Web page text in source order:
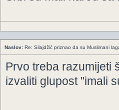
Naslov: Re: Silajdžić priznao da su Muslimani
Prvo treba razumijeti
izvaliti glupost "imali